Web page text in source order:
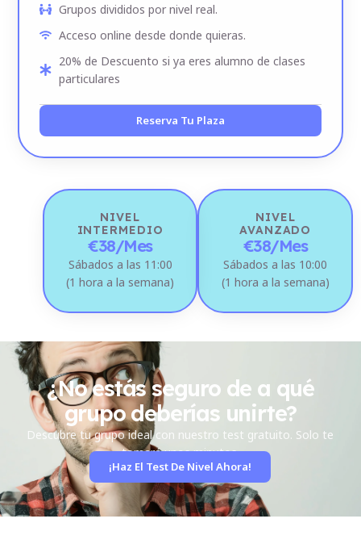
Grupos divididos por nivel real.
Acceso online desde donde quieras.
20% de Descuento si ya eres alumno de clases
particulares
Reserva Tu Plaza
NIVEL
AVANZADO
€38/mes
Sábados a las 10:00
(1 hora a la semana)
NIVEL
INTERMEDIO
€38/mes
Sábados a las 11:00
(1 hora a la semana)
¿No estás seguro de a qué
grupo deberías unirte?
Descubre tu grupo ideal con nuestro test gratuito. Solo te
tomará unos minutos.
¡Haz El Test De Nivel Ahora!